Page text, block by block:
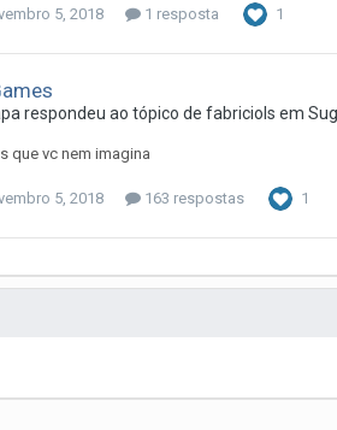
5, 2018 1 resposta 1
respondeu ao tópico defabriciols em
que vc nem imagina
5, 2018 163 respostas 1